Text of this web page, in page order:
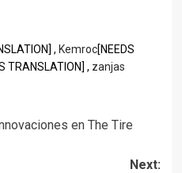
, Kemroc[NEEDS
TRANSLATION] , zanjas
en The Tire
Next: